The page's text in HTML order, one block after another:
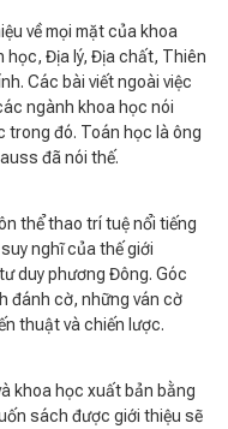
về mọi mặt của khoa
học, Địa lý, Địa chất, Thiên
Các bài viết ngoài việc
ngành khoa học nói
trong đó. Toán học là ông
đã nói thế.
thể thao trí tuệ nổi tiếng
nghĩ của thế giới
duy phương Đông. Góc
đánh cờ, những ván cờ
thuật và chiến lược.
khoa học xuất bản bằng
sách được giới thiệu sẽ